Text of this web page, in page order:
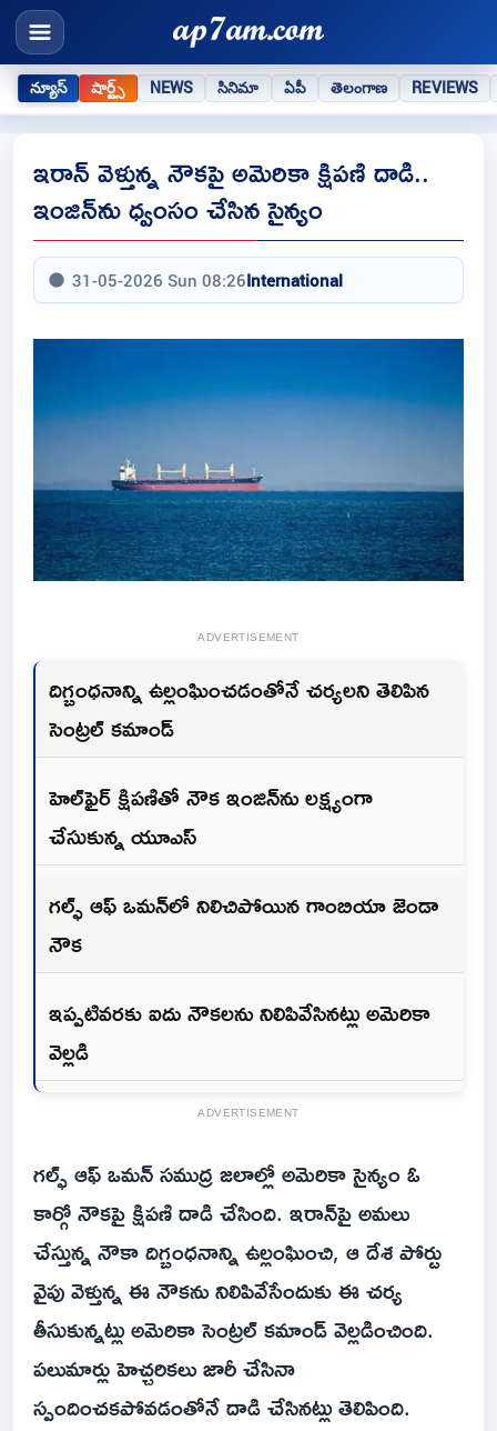
న్యూస్ షార్ట్స్ NEWS సినిమా ఏపీ తెలంగాణ REVIEWS
ఇరాన్ వెళ్తున్న నౌకపై అమెరికా క్షిపణి దాడి..
ఇంజిన్‌ను ధ్వంసం చేసిన సైన్యం
31-05-2026 Sun 08:26International
ADVERTISEMENT
దిగ్బంధనాన్ని ఉల్లంఘించడంతోనే చర్యలని తెలిపిన
సెంట్రల్ కమాండ్
హెల్‌ఫైర్ క్షిపణితో నౌక ఇంజిన్‌ను లక్ష్యంగా
చేసుకున్న యూఎస్
గల్ఫ్ ఆఫ్ ఒమన్‌లో నిలిచిపోయిన గాంబియా జెండా
నౌక
ఇప్పటివరకు ఐదు నౌకలను నిలిపివేసినట్లు అమెరికా
వెల్లడి
ADVERTISEMENT
గల్ఫ్ ఆఫ్ ఒమన్ సముద్ర జలాల్లో అమెరికా సైన్యం ఓ
కార్గో నౌకపై క్షిపణి దాడి చేసింది. ఇరాన్‌పై అమలు
చేస్తున్న నౌకా దిగ్బంధనాన్ని ఉల్లంఘించి, ఆ దేశ పోర్టు
వైపు వెళ్తున్న ఈ నౌకను నిలిపివేసేందుకు ఈ చర్య
తీసుకున్నట్లు అమెరికా సెంట్రల్ కమాండ్ వెల్లడించింది.
పలుమార్లు హెచ్చరికలు జారీ చేసినా
స్పందించకపోవడంతోనే దాడి చేసినట్లు తెలిపింది.